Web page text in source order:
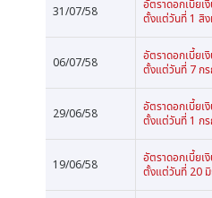
31/07/58
อัตราดอกเบี้ยเ
ตั้งแต่วันที่ 1 สิ
06/07/58
อัตราดอกเบี้ยเ
ตั้งแต่วันที่ 7 ก
29/06/58
อัตราดอกเบี้ยเ
ตั้งแต่วันที่ 1 ก
19/06/58
อัตราดอกเบี้ยเ
ตั้งแต่วันที่ 20